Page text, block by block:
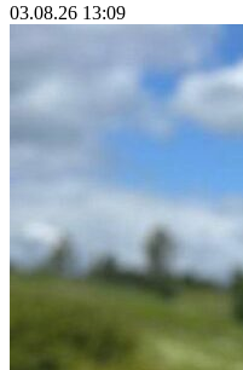
03.08.26 13:09